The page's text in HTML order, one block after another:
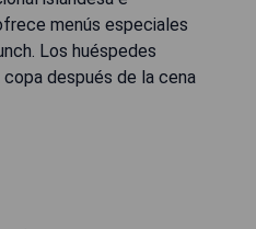
menús especiales
Los huéspedes
después de la cena